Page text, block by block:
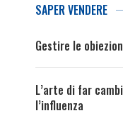
SAPER VENDERE
Gestire le
L’arte di far
l’influenza